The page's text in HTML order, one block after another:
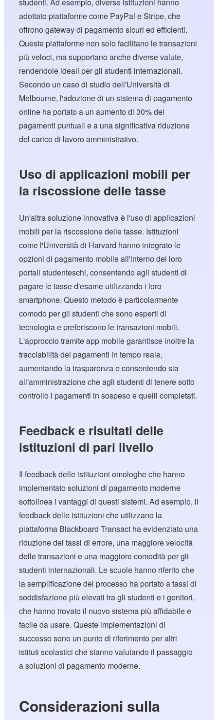
adottato piattaforme come PayPal e Stripe, che
offrono gateway di pagamento sicuri ed efficienti.
Queste piattaforme non solo facilitano le transazioni
più veloci, ma supportano anche diverse valute,
rendendole ideali per gli studenti internazionali.
Secondo un caso di studio dell'Università di
Melbourne, l'adozione di un sistema di pagamento
online ha portato a un aumento di 30% dei
pagamenti puntuali e a una significativa riduzione
del carico di lavoro amministrativo.
Uso di applicazioni mobili per
la riscossione delle tasse
Un'altra soluzione innovativa è l'uso di applicazioni
mobili per la riscossione delle tasse. Istituzioni
come l'Università di Harvard hanno integrato le
opzioni di pagamento mobile all'interno dei loro
portali studenteschi, consentendo agli studenti di
pagare le tasse d'esame utilizzando i loro
smartphone. Questo metodo è particolarmente
comodo per gli studenti che sono esperti di
tecnologia e preferiscono le transazioni mobili.
L'approccio tramite app mobile garantisce inoltre la
tracciabilità dei pagamenti in tempo reale,
aumentando la trasparenza e consentendo sia
all'amministrazione che agli studenti di tenere sotto
controllo i pagamenti in sospeso e quelli completati.
Feedback e risultati delle
istituzioni di pari livello
Il feedback delle istituzioni omologhe che hanno
implementato soluzioni di pagamento moderne
sottolinea i vantaggi di questi sistemi. Ad esempio, il
feedback delle istituzioni che utilizzano la
piattaforma Blackboard Transact ha evidenziato una
riduzione dei tassi di errore, una maggiore velocità
delle transazioni e una maggiore comodità per gli
studenti internazionali. Le scuole hanno riferito che
la semplificazione del processo ha portato a tassi di
soddisfazione più elevati tra gli studenti e i genitori,
che hanno trovato il nuovo sistema più affidabile e
facile da usare. Queste implementazioni di
successo sono un punto di riferimento per altri
istituti scolastici che stanno valutando il passaggio
a soluzioni di pagamento moderne.
Considerazioni sulla